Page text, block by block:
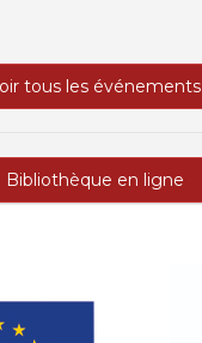
tous les événements
Bibliothèque en ligne